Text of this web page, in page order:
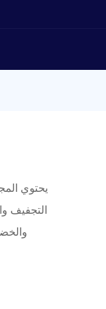
يحتوي
التجفيف